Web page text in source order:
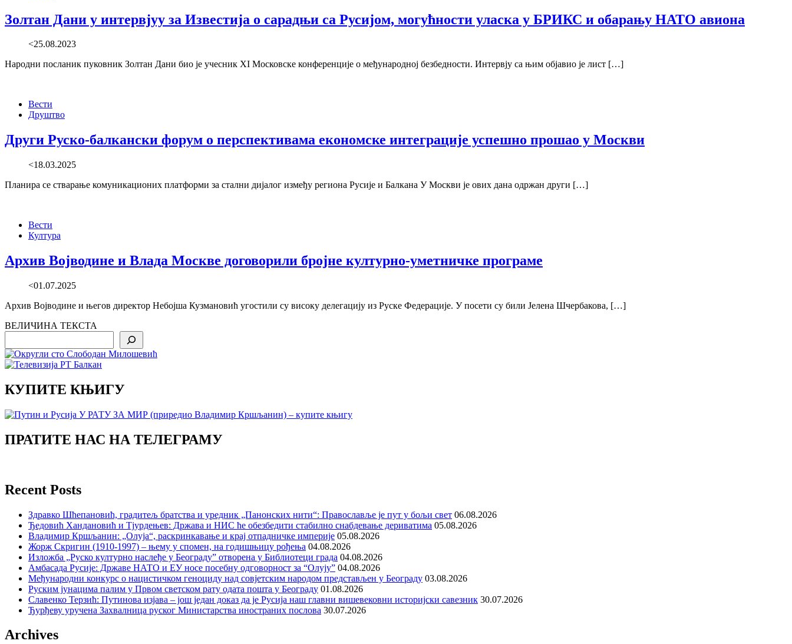
Золтан Дани у интервјуу за Известија о сарадњи са Русијом, могућности уласка у БРИКС и обарању НАТО авиона
<25.08.2023
Народни посланик пуковник Золтан Дани био је учесник XI Московске конференције о међународној безбедности. Интервју са њим објавио је лист […]
Вести
Друштво
Други Руско-балкански форум о перспективама економске интеграције успешно прошао у Москви
<18.03.2025
Планира се стварање комуникационих платформи за стални дијалог између региона Русије и Балкана У Москви је ових дана одржан други […]
Вести
Култура
Архив Војводине и Влада Москве договорили бројне културно-уметничке програме
<01.07.2025
Архив Војводине и његов директор Небојша Кузмановић угостили су високу делегацију из Руске Федерације. У посети су били Јелена Шчербакова, […]
ВЕЛИЧИНА ТЕКСТА
КУПИТЕ КЊИГУ
ПРАТИТЕ НАС НА ТЕЛЕГРАМУ
Recent Posts
Здравко Шћепановић, градитељ братства и уредник „Панонских нити“: Православље је пут у бољи свет 06.08.2026
Ђедовић Хандановић и Тјурдењев: Држава и НИС ће обезбедити стабилно снабдевање дериватима 05.08.2026
Владимир Кршљанин: „Олуја“, раскринкавање и крај отпадничке империје 05.08.2026
Жорж Скригин (1910-1997) – њему у спомен, на годишњицу рођења 04.08.2026
Изложба „Руско културно наслеђе у Београду” отворена у Библиотеци града 04.08.2026
Амбасада Русије: Државе НАТО и ЕУ носе посебну одговорност за “Олују” 04.08.2026
Међународни конкурс о нацистичком геноциду над совјетским народом представљен у Београду 03.08.2026
Руским јунацима палим у Првом светском рату одата пошта у Београду 01.08.2026
Славенко Терзић: Путинова изјава – још један доказ да је Русија наш главни вишевековни историјски савезник 30.07.2026
Ђурђеву уручена Захвалница руског Министарства иностраних послова 30.07.2026
Archives